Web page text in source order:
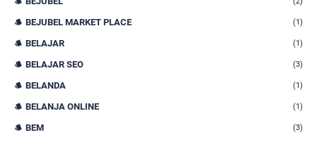
BEJUBEL MARKET PLACE (1)
BELAJAR (1)
BELAJAR SEO (3)
BELANDA (1)
BELANJA ONLINE (1)
BEM (3)